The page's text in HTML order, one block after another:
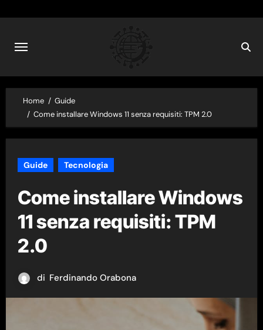
content
Home
Guide
Come installare Windows 11 senza requisiti: TPM 2.0
Guide Tecnologia
Come installare Windows
11 senza requisiti: TPM
2.0
di Ferdinando Orabona